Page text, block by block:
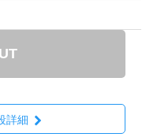
詳細